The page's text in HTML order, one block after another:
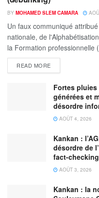
BY MOHAMED SLEM CAMARA
Un faux communiqué
nationale, de
la Formation professionnelle
READ MORE
Fortes
générées et
désordre
AOÛT 4, 2026
Kankan :
désordre de
fact-checking
AOÛT 3, 2026
Kankan : la